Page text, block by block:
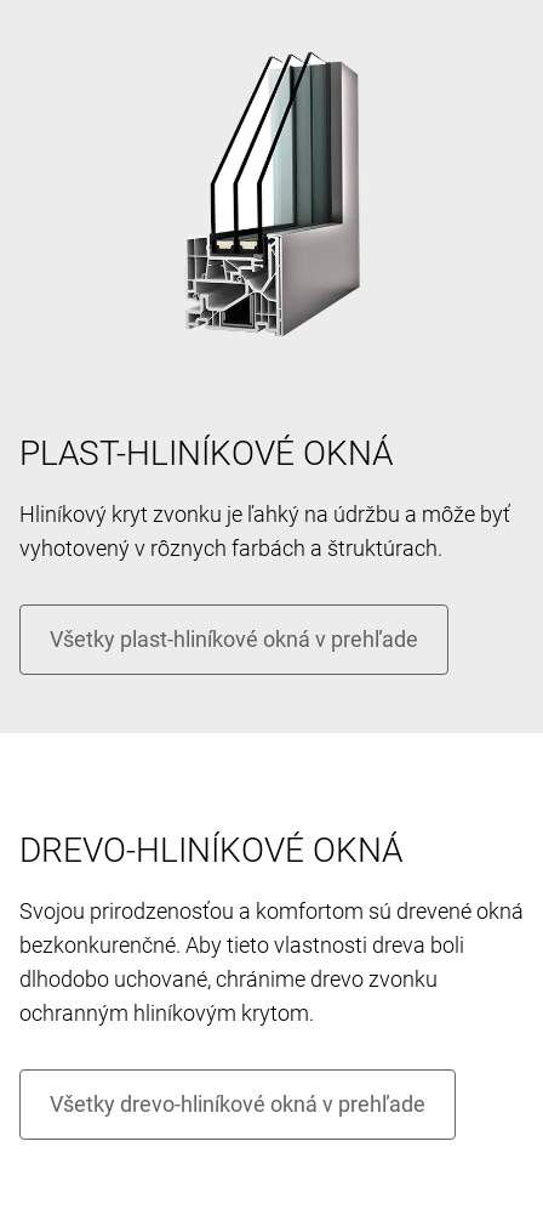
PLAST-HLINÍKOVÉ OKNÁ
Hliníkový kryt zvonku je ľahký na údržbu a môže byť
vyhotovený v rôznych farbách a štruktúrach.
DREVO-HLINÍKOVÉ OKNÁ
Svojou prirodzenosťou a komfortom sú drevené okná
bezkonkurenčné. Aby tieto vlastnosti dreva boli
dlhodobo uchované, chránime drevo zvonku
ochranným hliníkovým krytom.